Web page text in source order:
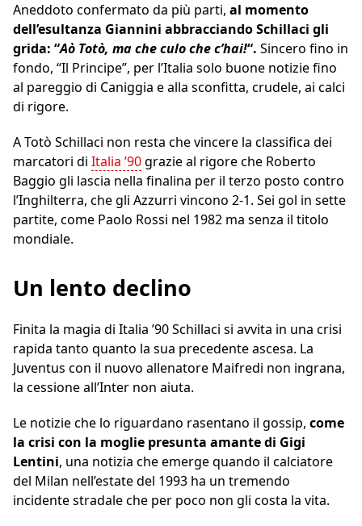
Aneddoto confermato da più parti, al momento
dell’esultanza Giannini abbracciando Schillaci gli
grida: “Aò Totò, ma che culo che c’hai!“. Sincero fino in
fondo, “Il Principe”, per l’Italia solo buone notizie fino
al pareggio di Caniggia e alla sconfitta, crudele, ai calci
di rigore.
A Totò Schillaci non resta che vincere la classifica dei
marcatori di Italia ’90grazie al rigore che Roberto
Baggio gli lascia nella finalina per il terzo posto contro
l’Inghilterra, che gli Azzurri vincono 2-1. Sei gol in sette
partite, come Paolo Rossi nel 1982 ma senza il titolo
mondiale.
Un lento declino
Finita la magia di Italia ’90 Schillaci si avvita in una crisi
rapida tanto quanto la sua precedente ascesa. La
Juventus con il nuovo allenatore Maifredi non ingrana,
la cessione all’Inter non aiuta.
Le notizie che lo riguardano rasentano il gossip, come
la crisi con la moglie presunta amante di Gigi
Lentini, una notizia che emerge quando il calciatore
del Milan nell’estate del 1993 ha un tremendo
incidente stradale che per poco non gli costa la vita.